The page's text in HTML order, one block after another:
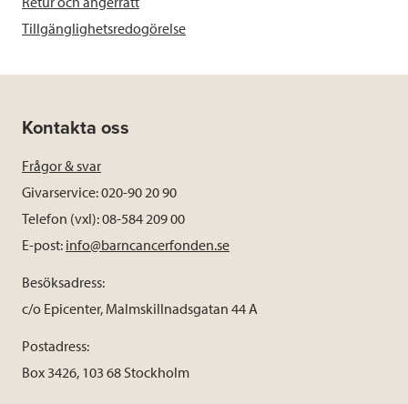
Tillgänglighetsredogörelse
Kontakta oss
Frågor & svar
Givarservice: 020-90 20 90
Telefon (vxl): 08-584 209 00
E-post: info@barncancerfonden.se
Besöksadress:
c/o Epicenter, Malmskillnadsgatan 44 A
Postadress:
Box 3426, 103 68 Stockholm